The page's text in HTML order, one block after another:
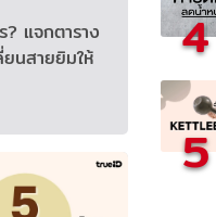
? แจกตาราง
นสายยิมให้
4
5